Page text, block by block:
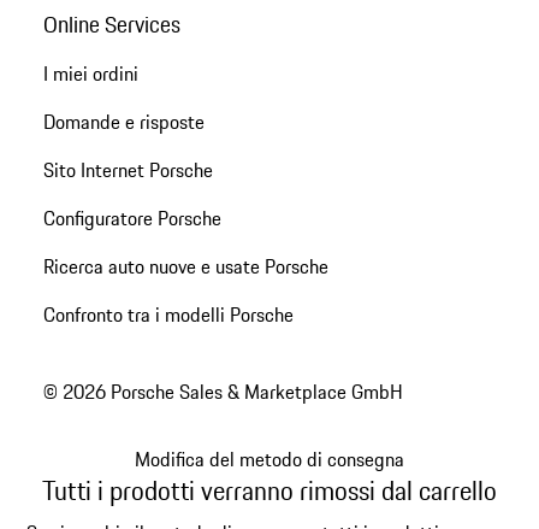
Online Services
I miei ordini
Domande e risposte
Sito Internet Porsche
Configuratore Porsche
Ricerca auto nuove e usate Porsche
Confronto tra i modelli Porsche
© 2026 Porsche Sales & Marketplace GmbH
Modifica del metodo di consegna
Tutti i prodotti verranno rimossi dal carrello